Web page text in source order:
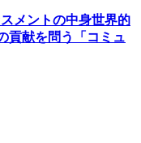
メントの中身世界的
貢献を問う「コミュ